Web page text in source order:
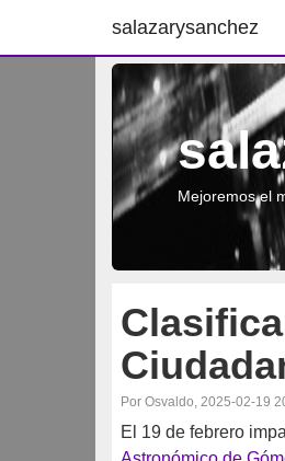
salazarysanchez
Mejoremos el
Por Osvaldo, 2025-02-19
El 19 de febrero